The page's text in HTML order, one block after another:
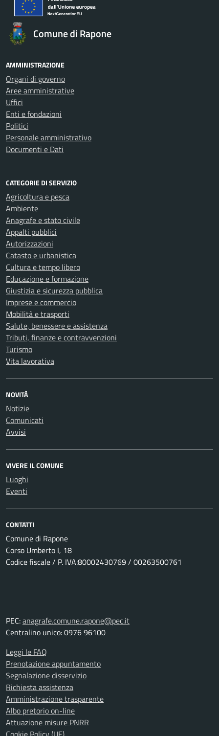
Comune di Rapone
AMMINISTRAZIONE
Organi di governo
Aree amministrative
Uffici
Enti e fondazioni
Politici
Personale amministrativo
Documenti e Dati
CATEGORIE DI SERVIZIO
Agricoltura e pesca
Ambiente
Anagrafe e stato civile
Appalti pubblici
Autorizzazioni
Catasto e urbanistica
Cultura e tempo libero
Educazione e formazione
Giustizia e sicurezza pubblica
Imprese e commercio
Mobilità e trasporti
Salute, benessere e assistenza
Tributi, finanze e contravvenzioni
Turismo
Vita lavorativa
NOVITÀ
Notizie
Comunicati
Avvisi
VIVERE IL COMUNE
Luoghi
Eventi
CONTATTI
Comune di Rapone
Corso Umberto I, 18
Codice fiscale / P. IVA:80002430769 / 00263500761
PEC:anagrafe.comune.rapone@pec.it
Centralino unico: 0976 96100
Leggi le FAQ
Prenotazione appuntamento
Segnalazione disservizio
Richiesta assistenza
Amministrazione trasparente
Albo pretorio on-line
Attuazione misure PNRR